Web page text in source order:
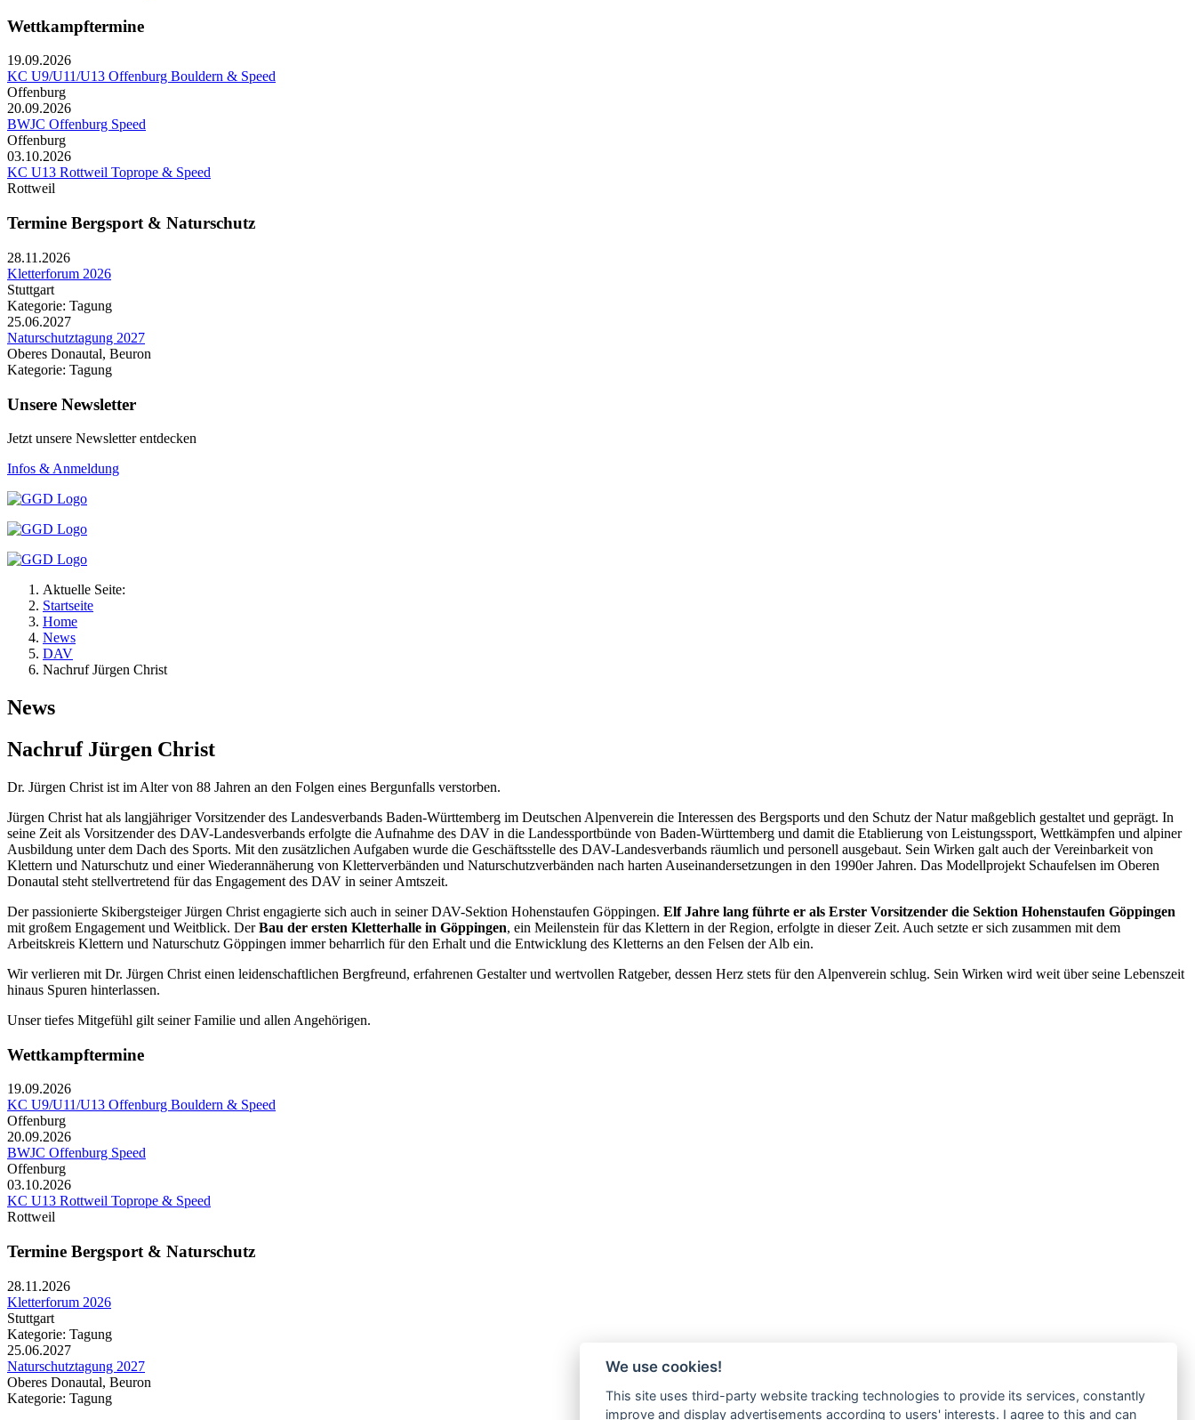
Wettkampftermine
19.09.2026
KC U9/U11/U13 Offenburg Bouldern & Speed
Offenburg
20.09.2026
BWJC Offenburg Speed
Offenburg
03.10.2026
KC U13 Rottweil Toprope & Speed
Rottweil
Termine Bergsport & Naturschutz
28.11.2026
Kletterforum 2026
Stuttgart
Kategorie: Tagung
25.06.2027
Naturschutztagung 2027
Oberes Donautal, Beuron
Kategorie: Tagung
Unsere Newsletter
Jetzt unsere Newsletter entdecken
Infos & Anmeldung
Aktuelle Seite:
Startseite
Home
News
DAV
Nachruf Jürgen Christ
News
Nachruf Jürgen Christ
Dr. Jürgen Christ ist im Alter von 88 Jahren an den Folgen eines Bergunfalls verstorben.
Jürgen Christ hat als langjähriger Vorsitzender des Landesverbands Baden-Württemberg im Deutschen Alpenverein die Interessen des Bergsports und den Schutz der Natur maßgeblich gestaltet und geprägt. In
seine Zeit als Vorsitzender des DAV-Landesverbands erfolgte die Aufnahme des DAV in die Landessportbünde von Baden-Württemberg und damit die Etablierung von Leistungssport, Wettkämpfen und alpiner
Ausbildung unter dem Dach des Sports. Mit den zusätzlichen Aufgaben wurde die Geschäftsstelle des DAV-Landesverbands räumlich und personell ausgebaut. Sein Wirken galt auch der Vereinbarkeit von
Klettern und Naturschutz und einer Wiederannäherung von Kletterverbänden und Naturschutzverbänden nach harten Auseinandersetzungen in den 1990er Jahren. Das Modellprojekt Schaufelsen im Oberen
Donautal steht stellvertretend für das Engagement des DAV in seiner Amtszeit.
Der passionierte Skibergsteiger Jürgen Christ engagierte sich auch in seiner DAV-Sektion Hohenstaufen Göppingen. Elf Jahre lang führte er als Erster Vorsitzender die Sektion Hohenstaufen Göppingen
mit großem Engagement und Weitblick. DerBau der ersten Kletterhalle in Göppingen, ein Meilenstein für das Klettern in der Region, erfolgte in dieser Zeit. Auch setzte er sich zusammen mit dem
Arbeitskreis Klettern und Naturschutz Göppingen immer beharrlich für den Erhalt und die Entwicklung des Kletterns an den Felsen der Alb ein.
Wir verlieren mit Dr. Jürgen Christ einen leidenschaftlichen Bergfreund, erfahrenen Gestalter und wertvollen Ratgeber, dessen Herz stets für den Alpenverein schlug. Sein Wirken wird weit über seine Lebenszeit
hinaus Spuren hinterlassen.
Unser tiefes Mitgefühl gilt seiner Familie und allen Angehörigen.
Wettkampftermine
19.09.2026
KC U9/U11/U13 Offenburg Bouldern & Speed
Offenburg
20.09.2026
BWJC Offenburg Speed
Offenburg
03.10.2026
KC U13 Rottweil Toprope & Speed
Rottweil
Termine Bergsport & Naturschutz
28.11.2026
Kletterforum 2026
Stuttgart
Kategorie: Tagung
25.06.2027
Naturschutztagung 2027
Oberes Donautal, Beuron
Kategorie: Tagung
We use cookies!
This site uses third-party website tracking technologies to provide its services, constantly
improve and display advertisements according to users' interests. I agree to this and can